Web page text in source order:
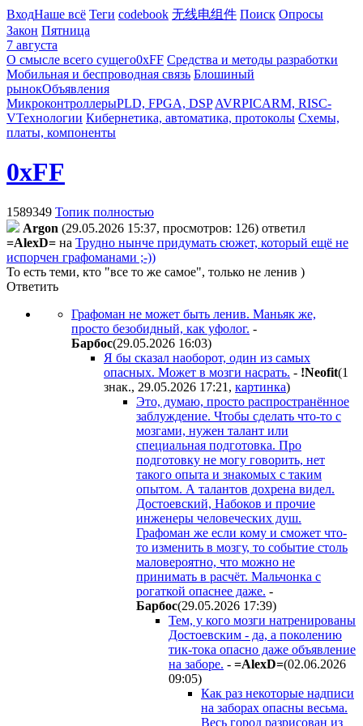
ВходНаше всё Теги codebook 无线电组件 Поиск Опросы
Закон Пятница
7 августа
О смысле всего сущего0xFF Средства и методы разработки
Мобильная и беспроводная связь Блошиный
рынокОбъявления
МикроконтроллерыPLD, FPGA, DSP AVRPICARM, RISC-
VТехнологии Кибернетика, автоматика, протоколы Схемы,
платы, компоненты
0xFF
1589349 Топик полностью
Argon (29.05.2026 15:37, просмотров: 126) ответил
=AlexD= на Трудно нынче придумать сюжет, который ещё не
испорчен графоманами ;-))
То есть теми, кто "все то же самое", только не ленив )
Ответить
Графоман не может быть ленив. Маньяк же,
просто безобидный, как уфолог. -
Бapбoc(29.05.2026 16:03)
Я бы сказал наоборот, один из самых
опасных. Может в мозги насрать. - !Neofit(1
знак., 29.05.2026 17:21 , картинка)
Это, думаю, просто распространённое
заблуждение. Чтобы сделать что-то с
мозгами, нужен талант или
специальная подготовка. Про
подготовку не могу говорить, нет
такого опыта и знакомых с таким
опытом. А талантов дохрена видел.
Достоевский, Набоков и прочие
инженеры человеческих душ.
Графоман же если кому и сможет что-
то изменить в мозгу, то событие столь
маловероятно, что можно не
принимать в расчёт. Мальчонка с
рогаткой опаснее даже. -
Бapбoc(29.05.2026 17:39)
Тем, у кого мозги натренированы
Достоевским - да, а поколению
тик-тока опасно даже объявление
на заборе. - =AlexD=(02.06.2026
09:05)
Как раз некоторые надписи
на заборах опасны весьма.
Весь город разрисован из